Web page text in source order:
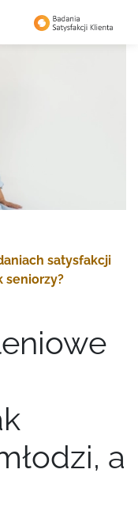
satysfakcji
seniorzy?
a